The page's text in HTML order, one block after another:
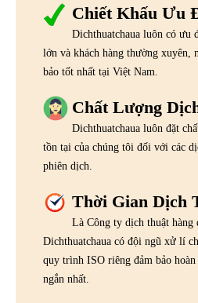
Chiết Khấu Ưu
Dichthuatchaua luôn có ưu
lớn và khách hàng thường xuyên,
bảo tốt nhất tại Việt Nam.
Chất Lượng
Dichthuatchaua luôn đặt
tồn tại của chúng tôi đối với các
phiên dịch.
Thời Gian Dịch
Là Công ty dịch thuật hàng
Dichthuatchaua có đội ngũ xử lí
quy trình ISO riêng đảm bảo
ngắn nhất.